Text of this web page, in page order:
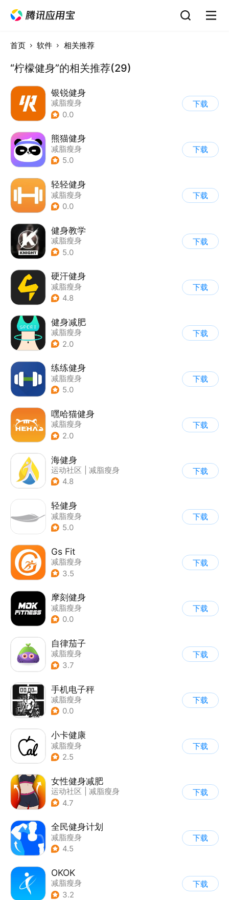
首页 软件 相关推荐
“柠檬健身”的相关推荐(29)
银锐健身
减脂瘦身
0.0
下载
熊猫健身
减脂瘦身
5.0
下载
轻轻健身
减脂瘦身
0.0
下载
健身教学
减脂瘦身
5.0
下载
硬汗健身
减脂瘦身
4.8
下载
健身减肥
减脂瘦身
2.0
下载
练练健身
减脂瘦身
5.0
下载
嘿哈猫健身
减脂瘦身
2.0
下载
海健身
运动社区
减脂瘦身
4.8
下载
轻健身
减脂瘦身
5.0
下载
Gs Fit
减脂瘦身
3.5
下载
摩刻健身
减脂瘦身
0.0
下载
自律茄子
减脂瘦身
3.7
下载
手机电子秤
减脂瘦身
0.0
下载
小卡健康
减脂瘦身
2.5
下载
女性健身减肥
运动社区
减脂瘦身
4.7
下载
全民健身计划
减脂瘦身
4.5
下载
OKOK
减脂瘦身
3.2
下载